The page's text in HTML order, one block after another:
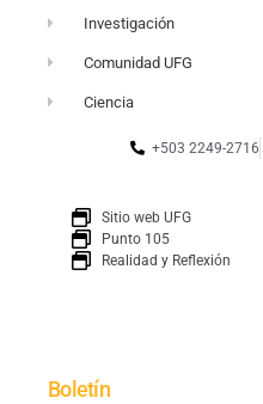
Investigación
Comunidad UFG
Ciencia
+503 2249-2716
Sitio web UFG
Punto 105
Realidad y Reflexión
Boletín